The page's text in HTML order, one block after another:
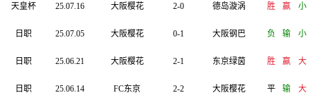
天皇杯 25.07.16 大阪樱花 2-0 德岛漩涡 胜 赢 小
日职 25.07.05 大阪樱花 0-1 大阪钢巴 负 输 小
日职 25.06.21 大阪樱花 2-1 东京绿茵 胜 赢 大
日职 25.06.14 FC东京 2-2 大阪樱花 平 输 大